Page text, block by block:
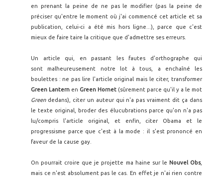
en prenant la peine de ne pas le modifier (pas la peine de
préciser qu'entre le moment où j'ai commencé cet article et sa
publication, celui-ci a été mis hors ligne...), parce que c'est
mieux de faire taire la critique que d'admettre ses erreurs.
Un article qui, en passant les fautes d'orthographe qui
sont malheureusement notre lot à tous, a enchaîné les
boulettes : ne pas lire l'article original mais le citer, transformer
Green Lantern en Green Hornet (sûrement parce qu'il y a le mot
Greendedans), citer un auteur qui n'a pas vraiment dit ça dans
le texte original, broder des élucubrations parce qu'on n'a pas
lu/compris l'article original, et enfin, citer Obama et le
progressisme parce que c'est à la mode : il s'est prononcé en
faveur de la cause gay.
On pourrait croire que je projette ma haine sur le Nouvel Obs,
mais ce n'est absolument pas le cas. En effet je n'ai rien contre